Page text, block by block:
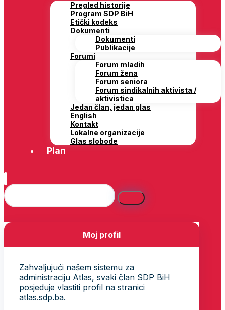
Pregled historije
Program SDP BiH
Etički kodeks
Dokumenti
Dokumenti
Publikacije
Forumi
Forum mladih
Forum žena
Forum seniora
Forum sindikalnih aktivista /
aktivistica
Jedan član, jedan glas
English
Kontakt
Lokalne organizacije
Glas slobode
Plan
Moj profil
Zahvaljujući našem sistemu za
administraciju Atlas, svaki član SDP BiH
posjeduje vlastiti profil na stranici
atlas.sdp.ba.